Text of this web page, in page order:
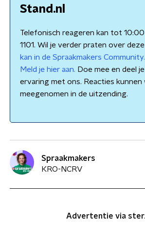
Stand.nl
Telefonisch reageren kan tot
1101. Wil je verder praten over
kan in de Spraakmakers Community.
Meld je hier aan. Doe mee en deel
ervaring met ons. Reacties kunnen
meegenomen in de uitzending.
Spraakmakers
KRO-NCRV
Advertentie via